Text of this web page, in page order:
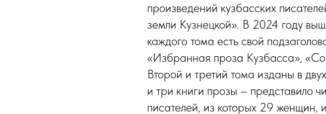
произведений кузбасских
земли Кузнецкой». В 2024 году
каждого тома есть свой
«Избранная проза Кузбасса»,
Второй и третий тома изданы в
и три книги прозы – представило
писателей, из которых 29 женщин,